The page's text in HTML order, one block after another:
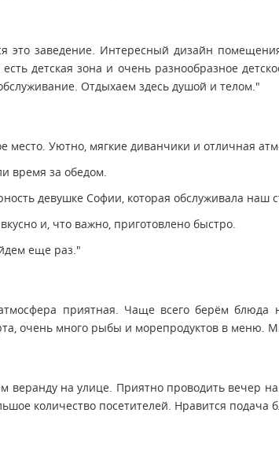
это заведение. Интересный дизайн
есть детская зона и очень разнообразное
Отдыхаем здесь душой и телом."
место. Уютно, мягкие диванчики и отличная
время за обедом.
девушке Софии, которая обслуживала
и, что важно, приготовлено быстро.
еще раз."
приятная. Чаще всего берём блюда
очень много рыбы и морепродуктов в меню.
веранду на улице. Приятно проводить вечер
количество посетителей. Нравится